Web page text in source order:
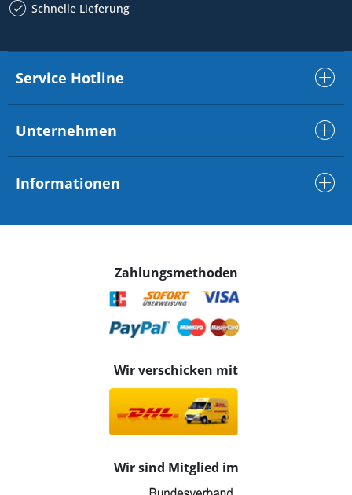
Schnelle Lieferung
Service Hotline
Unternehmen
Informationen
Zahlungsmethoden
Wir verschicken mit
Wir sind Mitglied im